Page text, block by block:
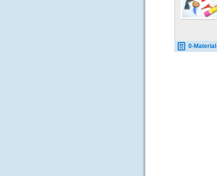
0-Material-